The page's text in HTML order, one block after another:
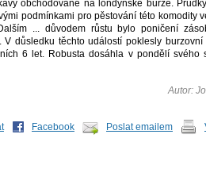
obchodované na londýnské burze.
podmínkami pro pěstování této komodity
... důvodem růstu bylo poničení
důsledku těchto událostí poklesly burzovní
6 let. Robusta dosáhla v pondělí svého
Autor:
Facebook Poslat emailem